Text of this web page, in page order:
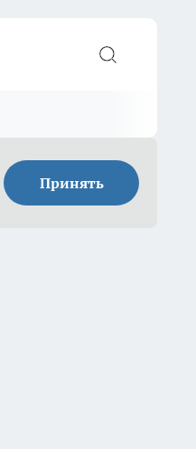
Принять